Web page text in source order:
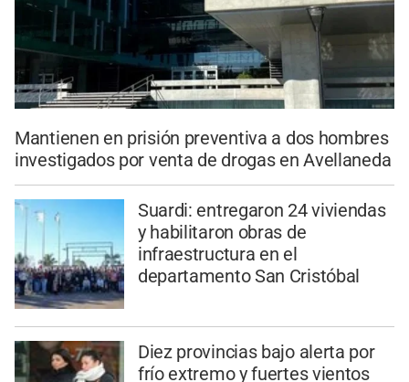
Mantienen en prisión preventiva a dos hombres
investigados por venta de drogas en Avellaneda
Suardi: entregaron 24 viviendas
y habilitaron obras de
infraestructura en el
departamento San Cristóbal
Diez provincias bajo alerta por
frío extremo y fuertes vientos